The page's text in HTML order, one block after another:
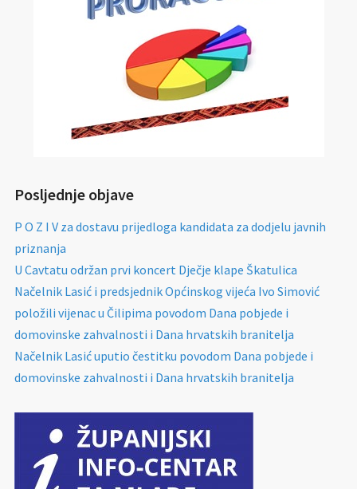
Posljednje objave
P O Z I V za dostavu prijedloga kandidata za dodjelu javnih
priznanja
U Cavtatu održan prvi koncert Dječje klape Škatulica
Načelnik Lasić i predsjednik Općinskog vijeća Ivo Simović
položili vijenac u Čilipima povodom Dana pobjede i
domovinske zahvalnosti i Dana hrvatskih branitelja
Načelnik Lasić uputio čestitku povodom Dana pobjede i
domovinske zahvalnosti i Dana hrvatskih branitelja